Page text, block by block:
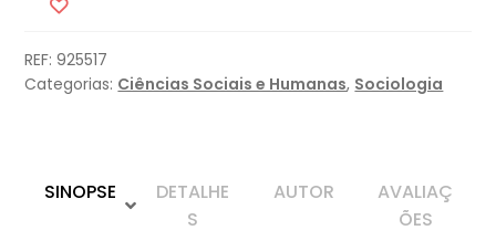
REF:925517
Categorias: Ciências Sociais e Humanas, Sociologia
SINOPSE
DETALHE
S
AUTOR
AVALIAÇ
ÕES